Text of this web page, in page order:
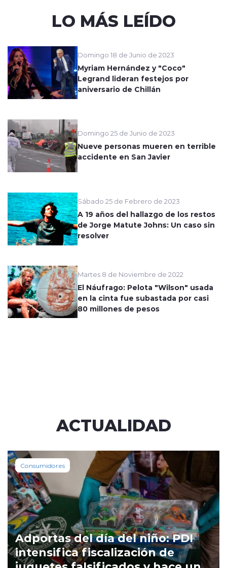
LO MÁS LEÍDO
Domingo 18 de Junio de 2023
Myriam Hernández y "Coco"
Legrand lideran festejos por
aniversario de Chillán
Domingo 25 de Junio de 2023
Nueve personas mueren en terrible
accidente en San Javier
Sábado 25 de Febrero de 2023
A 19 años del hallazgo de los restos
de Jorge Matute Johns: Un caso sin
resolver
Martes 8 de Noviembre de 2022
El Náufrago: Pelota "Wilson" usada
en la cinta fue subastada por casi
80 millones de pesos
ACTUALIDAD
Consumidores
Adportas del día del niño: PDI
intensifica fiscalización de